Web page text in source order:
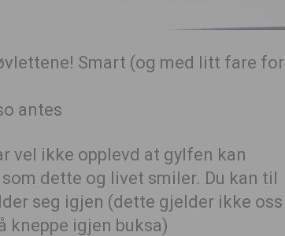
Smart (og med litt fare for
vel ikke opplevd at gylfen kan
dette og livet smiler. Du kan til
seg igjen (dette gjelder ikke oss
kneppe igjen buksa)